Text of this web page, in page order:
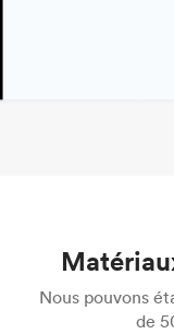
Nous pouvons
de